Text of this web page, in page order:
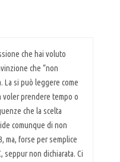
che hai voluto
che “non
La si può leggere come
voler prendere tempo o
che la scelta
comunque di non
ma, forse per semplice
seppur non dichiarata. Ci